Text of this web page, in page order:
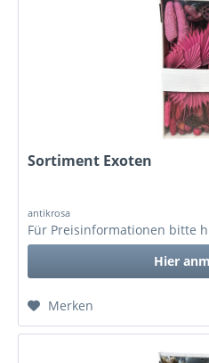
Sortiment Exoten
antikrosa
Für Preisinformationen bitte
Hier
Merken